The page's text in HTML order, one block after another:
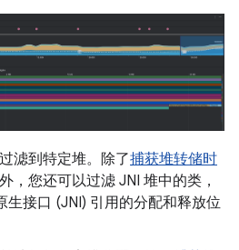
滤到特定堆。除了捕获堆转储时
，您还可以过滤 JNI 堆中的类，
生接口 (JNI) 引用的分配和释放位